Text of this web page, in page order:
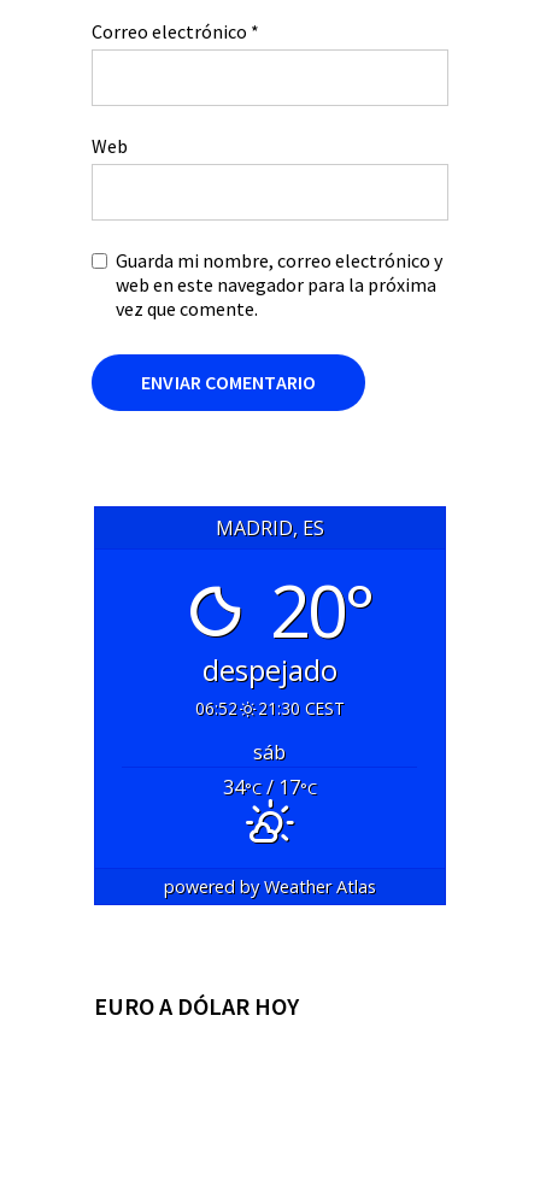
Correo electrónico *
Web
Guarda mi nombre, correo electrónico y
web en este navegador para la próxima
vez que comente.
MADRID, ES
20°
despejado
06:52 21:30 CEST
sáb
34°C/ 17°C
powered byWeather Atlas
EURO A DÓLAR HOY